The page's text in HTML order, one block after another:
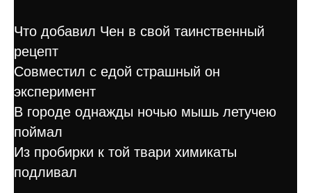
Что добавил Чен в свой таинственный
рецепт
Совместил с едой страшный он
эксперимент
В городе однажды ночью мышь летучею
поймал
Из пробирки к той твари химикаты
подливал